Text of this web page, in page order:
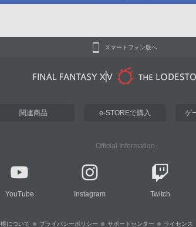
スマートフォン版へ
関連商品 e-STOREで購入 ゲ
Official Information
YouTube Instagram Twitch
について プライバシーポリシー サポートセンター ライセンス